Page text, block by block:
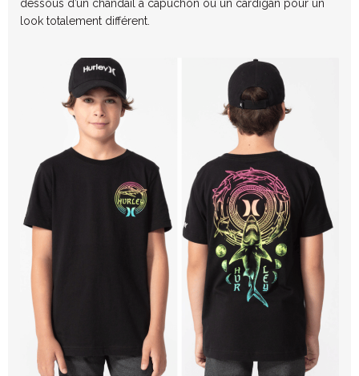
dessous d’un chandail à capuchon ou un cardigan pour un
look totalement différent.